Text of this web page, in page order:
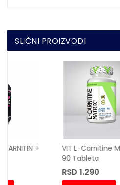
SLIČNI PROIZVODI
VIT L-Carnitine Matrix